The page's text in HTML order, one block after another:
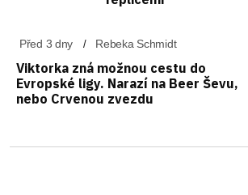
Před 3 dny Rebeka Schmidt
Viktorka zná možnou cestu do
Evropské ligy. Narazí na Beer Ševu,
nebo Crvenou zvezdu